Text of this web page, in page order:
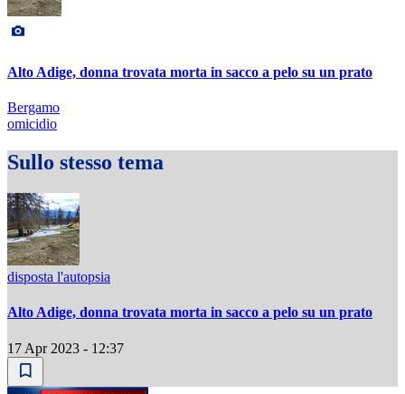
Alto Adige, donna trovata morta in sacco a pelo su un prato
Bergamo
omicidio
Sullo stesso tema
disposta l'autopsia
Alto Adige, donna trovata morta in sacco a pelo su un prato
17 Apr 2023 - 12:37